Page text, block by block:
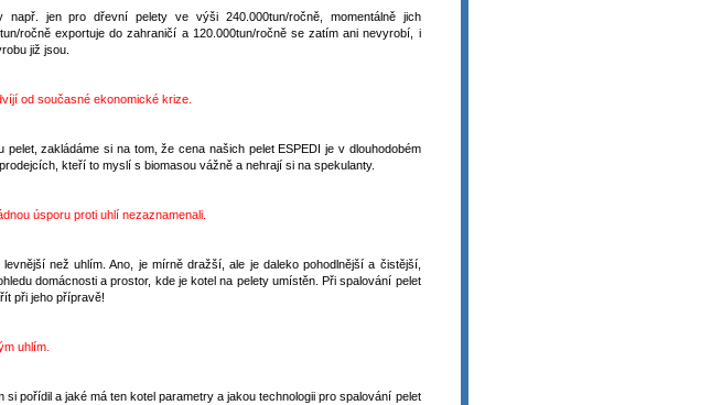
jen pro dřevní pelety ve výši 240.000tun/ročně, momentálně jich
ročně exportuje do zahraničí a 120.000tun/ročně se zatím ani nevyrobí, i
již jsou.
od současné ekonomické krize.
zakládáme si na tom, že cena našich pelet ESPEDI je v dlouhodobém
kteří to myslí s biomasou vážně a nehrají si na spekulanty.
úsporu proti uhlí nezaznamenali.
než uhlím. Ano, je mírně dražší, ale je daleko pohodlnější a čistější,
domácnosti a prostor, kde je kotel na pelety umístěn. Při spalování pelet
při jeho přípravě!
uhlím.
pořídil a jaké má ten kotel parametry a jakou technologii pro spalování pelet